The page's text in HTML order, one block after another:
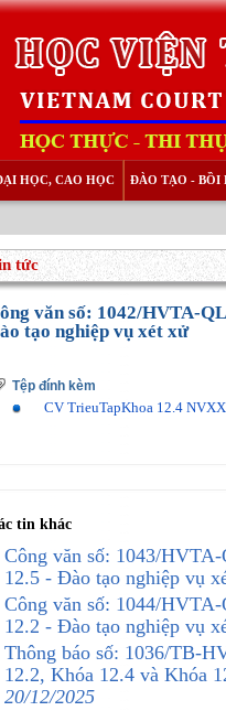
HỌC, CAO HỌC ĐÀO TẠO - BỒI
tức
văn số: 1042/HVTA-
tạo nghiệp vụ xét xử
Tệp đính kèm
CV TrieuTapKhoa 12.4
tin khác
Công văn số: 1043/
12.5 - Đào tạo nghiệp vụ
Công văn số: 1044/
12.2 - Đào tạo nghiệp vụ
Thông báo số: 1036/TB-
12.2, Khóa 12.4 và Khóa
20/12/2025